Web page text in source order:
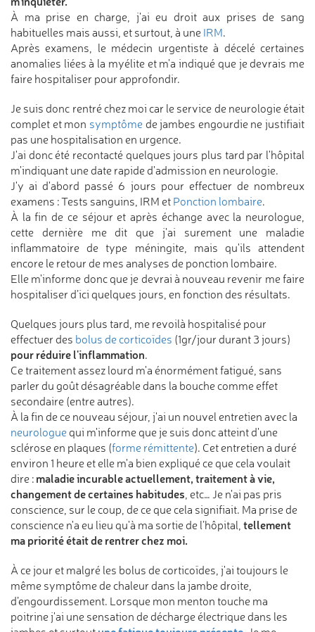
À ma prise en charge, j'ai eu droit aux prises de sang
habituelles mais aussi, et surtout, à une IRM.
Après examens, le médecin urgentiste à décelé certaines
anomalies liées à la myélite et m'a indiqué que je devrais me
faire hospitaliser pour approfondir.
Je suis donc rentré chez moi car le service de neurologie était
complet et mon symptômede jambes engourdie ne justifiait
pas une hospitalisation en urgence.
J'ai donc été recontacté quelques jours plus tard par l'hôpital
m'indiquant une date rapide d'admission en neurologie.
J'y ai d'abord passé 6 jours pour effectuer de nombreux
examens : Tests sanguins, IRM et Ponction lombaire.
À la fin de ce séjour et après échange avec la neurologue,
cette dernière me dit que j'ai surement une maladie
inflammatoire de type méningite, mais qu'ils attendent
encore le retour de mes analyses de ponction lombaire.
Elle m'informe donc que je devrai à nouveau revenir me faire
hospitaliser d’ici quelques jours, en fonction des résultats.
Quelques jours plus tard, me revoilà hospitalisé pour
effectuer des bolus de corticoïdes (1gr/jour durant 3 jours)
pour réduire l'inflammation.
Ce traitement assez lourd m'a énormément fatigué, sans
parler du goût désagréable dans la bouche comme effet
secondaire (entre autres).
À la fin de ce nouveau séjour, j'ai un nouvel entretien avec la
neurologuequi m'informe que je suis donc atteint d'une
sclérose en plaques (forme rémittente). Cet entretien a duré
environ 1 heure et elle m'a bien expliqué ce que cela voulait
dire : maladie incurable actuellement, traitement à vie,
changement de certaines habitudes, etc… Je n'ai pas pris
conscience, sur le coup, de ce que cela signifiait. Ma prise de
conscience n'a eu lieu qu'à ma sortie de l’hôpital, tellement
ma priorité était de rentrer chez moi.
À ce jour et malgré les bolus de corticoïdes, j'ai toujours le
même symptôme de chaleur dans la jambe droite,
d’engourdissement. Lorsque mon menton touche ma
poitrine j'ai une sensation de décharge électrique dans les